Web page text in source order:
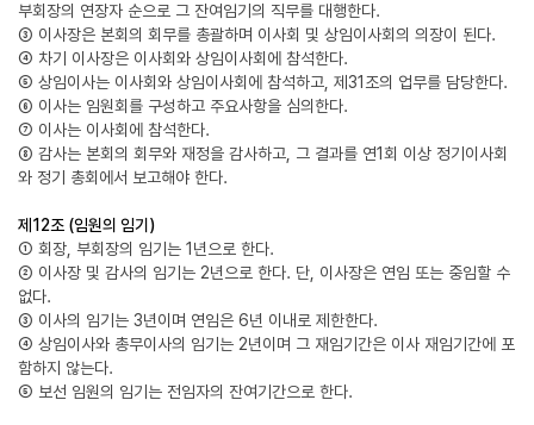
부회장의 연장자 순으로 그 잔여임기의 직무를 대행한다.
③ 이사장은 본회의 회무를 총괄하며 이사회 및 상임이사회의 의장이 된다.
④ 차기 이사장은 이사회와 상임이사회에 참석한다.
⑤ 상임이사는 이사회와 상임이사회에 참석하고, 제31조의 업무를 담당한다.
⑥ 이사는 임원회를 구성하고 주요사항을 심의한다.
⑦ 이사는 이사회에 참석한다.
⑧ 감사는 본회의 회무와 재정을 감사하고, 그 결과를 연1회 이상 정기이사회
와 정기 총회에서 보고해야 한다.
제12조 (임원의 임기)
① 회장, 부회장의 임기는 1년으로 한다.
② 이사장 및 감사의 임기는 2년으로 한다. 단, 이사장은 연임 또는 중임할 수
없다.
③ 이사의 임기는 3년이며 연임은 6년 이내로 제한한다.
④ 상임이사와 총무이사의 임기는 2년이며 그 재임기간은 이사 재임기간에 포
함하지 않는다.
⑤ 보선 임원의 임기는 전임자의 잔여기간으로 한다.